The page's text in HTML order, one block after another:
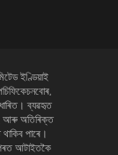
ইণ্ডিয়াই
ব্যৱহৃত
আৰু অতিৰিক্ত
পাৰে।
আটাইতকৈ